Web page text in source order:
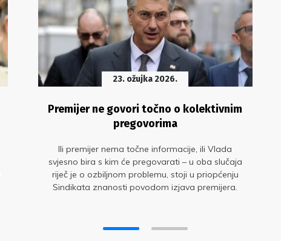
23. ožujka 2026.
Premijer ne govori točno o kolektivnim
pregovorima
Ili premijer nema točne informacije, ili Vlada
svjesno bira s kim će pregovarati – u oba slučaja
riječ je o ozbiljnom problemu, stoji u priopćenju
Sindikata znanosti povodom izjava premijera.